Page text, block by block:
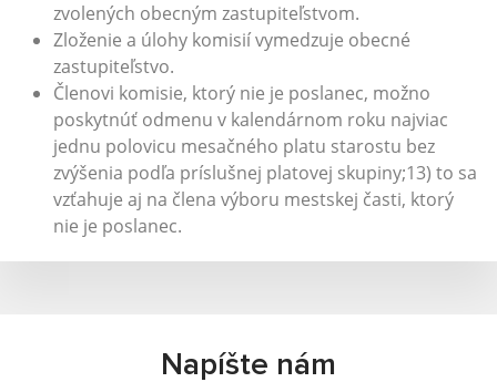
zvolených obecným zastupiteľstvom.
Zloženie a úlohy komisií vymedzuje obecné
zastupiteľstvo.
Členovi komisie, ktorý nie je poslanec, možno
poskytnúť odmenu v kalendárnom roku najviac
jednu polovicu mesačného platu starostu bez
zvýšenia podľa príslušnej platovej skupiny;13) to sa
vzťahuje aj na člena výboru mestskej časti, ktorý
nie je poslanec.
Napíšte nám